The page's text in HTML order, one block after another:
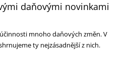
daňovými novinkami
mnoho daňových změn. V
ty nejzásadnější z nich.